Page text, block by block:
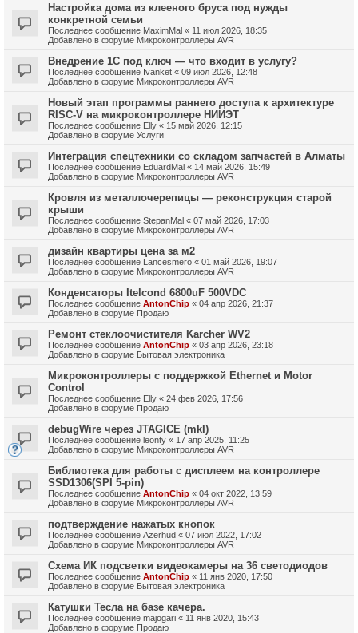
Настройка дома из клееного бруса под нужды
конкретной семьи
Последнее сообщение MaximMal « 11 июл 2026, 18:35
Добавлено в форуме Микроконтроллеры AVR
Внедрение 1С под ключ — что входит в услугу?
Последнее сообщение Ivanket « 09 июл 2026, 12:48
Добавлено в форуме Микроконтроллеры AVR
Новый этап программы раннего доступа к архитектуре
RISC-V на микроконтроллере НИИЭТ
Последнее сообщение Elly « 15 май 2026, 12:15
Добавлено в форуме Услуги
Интеграция спецтехники со складом запчастей в Алматы
Последнее сообщение EduardMal « 14 май 2026, 15:49
Добавлено в форуме Микроконтроллеры AVR
Кровля из металлочерепицы — реконструкция старой
крыши
Последнее сообщение StepanMal « 07 май 2026, 17:03
Добавлено в форуме Микроконтроллеры AVR
дизайн квартиры цена за м2
Последнее сообщение Lancesmero « 01 май 2026, 19:07
Добавлено в форуме Микроконтроллеры AVR
Конденсаторы Itelcond 6800uF 500VDC
Последнее сообщение AntonChip « 04 апр 2026, 21:37
Добавлено в форуме Продаю
Ремонт стеклоочистителя Karcher WV2
Последнее сообщение AntonChip « 03 апр 2026, 23:18
Добавлено в форуме Бытовая электроника
Микроконтроллеры с поддержкой Ethernet и Motor
Control
Последнее сообщение Elly « 24 фев 2026, 17:56
Добавлено в форуме Продаю
debugWire через JTAGICE (mkI)
Последнее сообщение leonty « 17 апр 2025, 11:25
Добавлено в форуме Микроконтроллеры AVR
Библиотека для работы с дисплеем на контроллере
SSD1306(SPI 5-pin)
Последнее сообщение AntonChip « 04 окт 2022, 13:59
Добавлено в форуме Микроконтроллеры AVR
подтверждение нажатых кнопок
Последнее сообщение Azerhud « 07 июл 2022, 17:02
Добавлено в форуме Микроконтроллеры AVR
Схема ИК подсветки видеокамеры на 36 светодиодов
Последнее сообщение AntonChip « 11 янв 2020, 17:50
Добавлено в форуме Бытовая электроника
Катушки Тесла на базе качера.
Последнее сообщение majogari « 11 янв 2020, 15:43
Добавлено в форуме Продаю